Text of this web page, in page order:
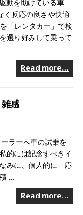
動を助けている車
く反応の良さや快適
「レンタカー」で検
選り好みして乗って
Read more…
感
ラーへ車の試乗を
的には記念すべきイ
みに、個人的に一応
…
Read more…